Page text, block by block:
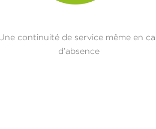
continuité de service même en
d’absence